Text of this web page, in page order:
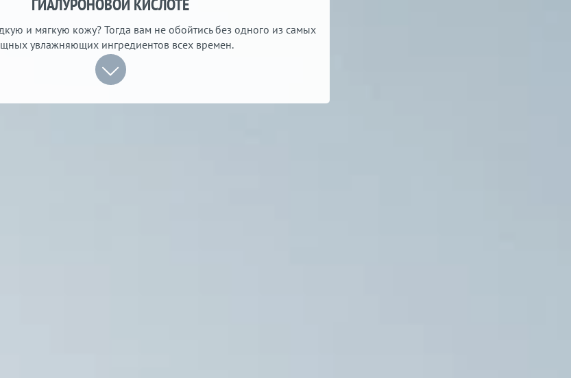
ГИАЛУРОНОВОЙ КИСЛОТЕ
и мягкую кожу? Тогда вам не обойтись без одного из самых
увлажняющих ингредиентов всех времен.